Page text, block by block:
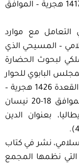
ومؤسسة الإمام الخوئي الخيرية، 1417 هجرية – الموافق
التعامل مع موارد
– المسيحي الذي
لبحوث الحضارة
البابوي للحوار
بين الأديان (الفاتيكان) 30 من ذي القعدة 1426 هجرية –
2 من ذي الحجة 1426 هجرية – الموافق 18-20 نيسان
– ايطاليا، بعنوان الدين
نشر في كتاب
التي نظمها المجمع